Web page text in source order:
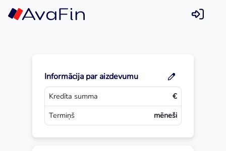
content
Informācija par aizdevumu
Kredīta summa
€
Termiņš
mēneši